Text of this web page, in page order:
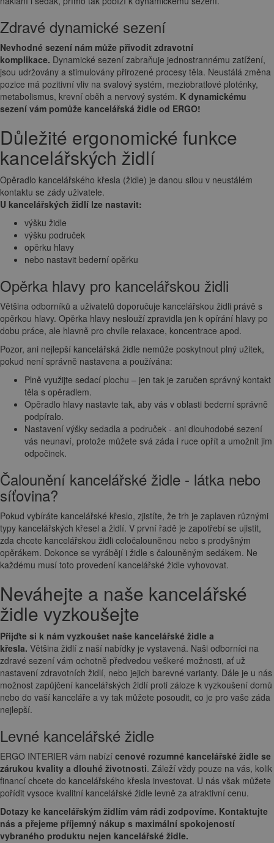
Zdravé dynamické sezení
Nevhodné sezení nám může přivodit zdravotní
komplikace. Dynamické sezení zabraňuje jednostrannému zatížení,
jsou udržovány a stimulovány přirozené procesy těla. Neustálá změna
pozice má pozitivní vliv na svalový systém, meziobratlové ploténky,
metabolismus, krevní oběh a nervový systém. K dynamickému
sezení vám pomůže kancelářská židle od ERGO!
Důležité ergonomické funkce
kancelářských židlí
Opěradlo kancelářského křesla (židle) je danou silou v neustálém
kontaktu se zády uživatele.
U kancelářských židlí lze nastavit:
výšku židle
výšku područek
opěrku hlavy
nebo nastavit bederní opěrku
Opěrka hlavy pro kancelářskou židli
Většina odborníků a uživatelů doporučuje kancelářskou židli právě s
opěrkou hlavy. Opěrka hlavy neslouží zpravidla jen k opírání hlavy po
dobu práce, ale hlavně pro chvíle relaxace, koncentrace apod.
Pozor, ani nejlepší kancelářská židle nemůže poskytnout plný užitek,
pokud není správně nastavena a používána:
Plně využijte sedací plochu – jen tak je zaručen správný kontakt
těla s opěradlem.
Opěradlo hlavy nastavte tak, aby vás v oblasti bederní správně
podpíralo.
Nastavení výšky sedadla a područek - ani dlouhodobé sezení
vás neunaví, protože můžete svá záda i ruce opřít a umožnit jim
odpočinek.
Čalounění kancelářské židle - látka nebo
síťovina?
Pokud vybíráte kancelářské křeslo, zjistíte, že trh je zaplaven různými
typy kancelářských křesel a židlí. V první řadě je zapotřebí se ujistit,
zda chcete kancelářskou židli celočalouněnou nebo s prodyšným
opěrákem. Dokonce se vyrábějí i židle s čalouněným sedákem. Ne
každému musí toto provedení kancelářské židle vyhovovat.
Neváhejte a naše kancelářské
židle vyzkoušejte
Přijďte si k nám vyzkoušet naše kancelářské židle a
křesla. Většina židlí z naší nabídky je vystavená. Naši odborníci na
zdravé sezení vám ochotně předvedou veškeré možnosti, ať už
nastavení zdravotních židlí, nebo jejich barevné varianty. Dále je u nás
možnost zapůjčení kancelářských židlí proti záloze k vyzkoušení domů
nebo do vaší kanceláře a vy tak můžete posoudit, co je pro vaše záda
nejlepší.
Levné kancelářské židle
ERGO INTERIER vám nabízí cenové rozumné kancelářské židle se
zárukou kvality a dlouhé životnosti. Záleží vždy pouze na vás, kolik
financí chcete do kancelářského křesla investovat. U nás však můžete
pořídit vysoce kvalitní kancelářské židle levně za atraktivní cenu.
Dotazy ke kancelářským židlím vám rádi zodpovíme. Kontaktujte
nás a přejeme příjemný nákup s maximální spokojeností
vybraného produktu nejen kancelářské židle.